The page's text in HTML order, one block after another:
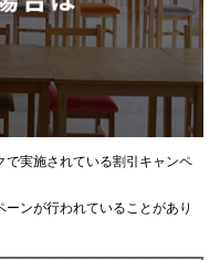
で実施されている割引キャンペ
ンが行われていることがあり